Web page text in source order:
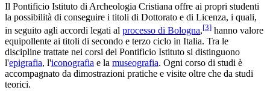
Il Pontificio Istituto di Archeologia Cristiana offre ai propri studenti
la possibilità di conseguire i titoli di Dottorato e di Licenza, i quali,
in seguito agli accordi legati al processo di Bologna,[3] hanno valore
equipollente ai titoli di secondo e terzo ciclo in Italia. Tra le
discipline trattate nei corsi del Pontificio Istituto si distinguono
l'epigrafia, l'iconografia e la museografia. Ogni corso di studi è
accompagnato da dimostrazioni pratiche e visite oltre che da studi
teorici.